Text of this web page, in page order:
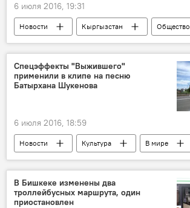
6 июля 2016, 19:31
Новости Кыргызстан
Общество
Иссык-Куль
Темир Сариев
пансионат
переименование
Спецэффекты "Выжившего"
применили в клипе на песню
Батырхана Шукенова
6 июля 2016, 18:59
Новости Культура
В мире
Азия
Пресс-дайджест
Астана
Батырхан Шукенов
клип
В Бишкеке изменены два
троллейбусных маршрута, один
приостановлен